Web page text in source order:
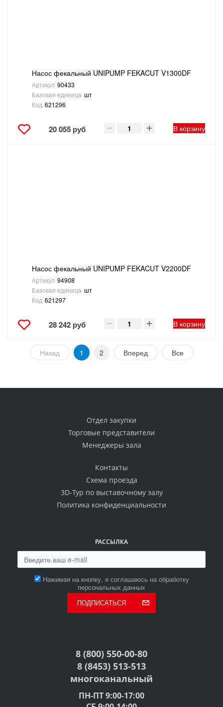
Насос фекальный UNIPUMP FEKACUT V1300DF
Артикул 90433
Базовая единица шт
Код 621296
20 055 руб В корзину
Насос фекальный UNIPUMP FEKACUT V2200DF
Артикул 94908
Базовая единица шт
Код 621297
28 242 руб В корзину
Назад 1 2 Вперед Все
Отдел закупки
Торговые представители
Менеджеры зала
Контакты
Схема проезда
3D-Тур по выставочному залу
Политика конфиденциальности
РАССЫЛКА
Нажимая на кнопку, я соглашаюсь на обработку
персональных данных
ПОДПИСАТЬСЯ
8 (800) 550-00-80
8 (8453) 513-513
многоканальный
ПН-ПТ 9:00-17:00